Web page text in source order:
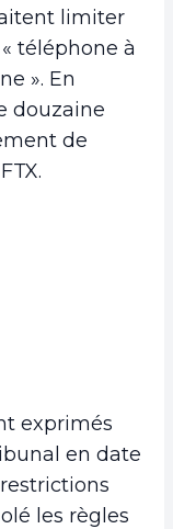
limiter
téléphone à
». En
douzaine
de
exprimés
en date
les règles